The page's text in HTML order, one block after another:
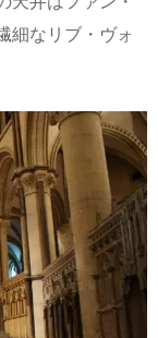
細なリブ・ヴォ